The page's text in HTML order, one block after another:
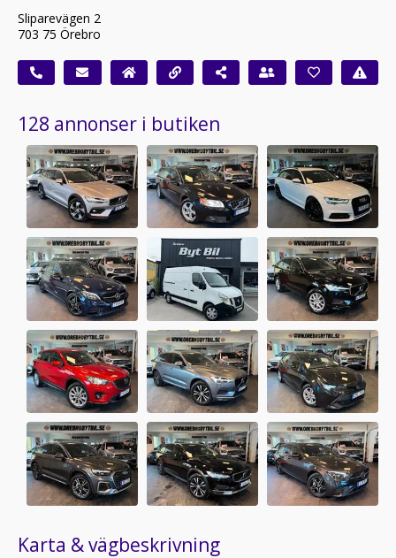
Sliparevägen 2
703 75 Örebro
128 annonser i butiken
Karta & vägbeskrivning